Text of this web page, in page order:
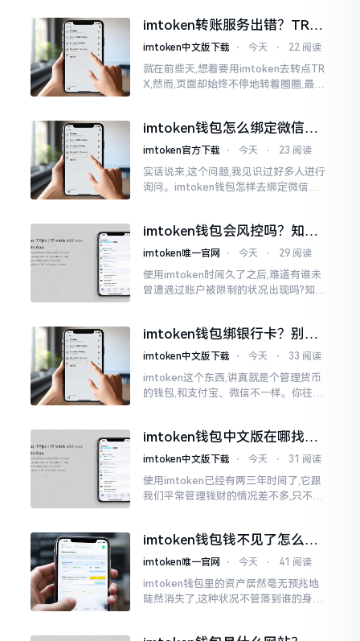
imtoken转账服务出错？TRX
转不出去别慌，这几招试试
imtoken中文版下载 ⋅ 今天 ⋅ 22 阅读
就在前些天,想着要用imtoken去转点TR
X,然而,页面却始终不停地转着圈圈,最终
imtoken钱包怎么绑定微信？
答案可能让你失望
imtoken官方下载 ⋅ 今天 ⋅ 23 阅读
实话说来,这个问题,我见识过好多人进行
询问。imtoken钱包怎样去绑定微信呢?
试。随后予以明晰
imtoken钱包会风控吗？知乎
上的说法靠不靠谱，老币民告
imtoken唯一官网 ⋅ 今天 ⋅ 29 阅读
使用imtoken时间久了之后,难道有谁未
曾遭遇过账户被限制的状况出现吗?知乎
制。
imtoken钱包绑银行卡？别折
腾了，真相是这样的
imtoken中文版下载 ⋅ 今天 ⋅ 33 阅读
imtoken这个东西,讲真就是个管理货币
的钱包,和支付宝、微信不一样。你往里
imtoken钱包中文版在哪找？
老手教你避坑
imtoken中文版下载 ⋅ 今天 ⋅ 31 阅读
使用imtoken已经有两三年时间了,它跟
我们平常管理钱财的情况差不多,只不过
许许多多的链接
imtoken钱包钱不见了怎么
办？老用户手把手教你找回
imtoken唯一官网 ⋅ 今天 ⋅ 41 阅读
imtoken钱包里的资产居然毫无预兆地
陡然消失了,这种状况不管落到谁的身上,